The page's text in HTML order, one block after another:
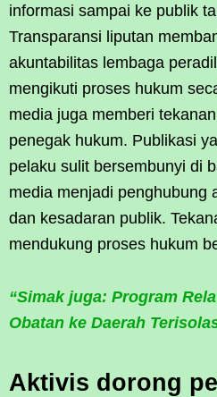
informasi sampai ke publik
Transparansi liputan
akuntabilitas lembaga
mengikuti proses hukum
media juga memberi
penegak hukum. Publikasi
pelaku sulit bersembunyi di
media menjadi penghubung
dan kesadaran publik.
mendukung proses hukum
“Simak juga: Program
Obatan ke Daerah
Aktivis dorong